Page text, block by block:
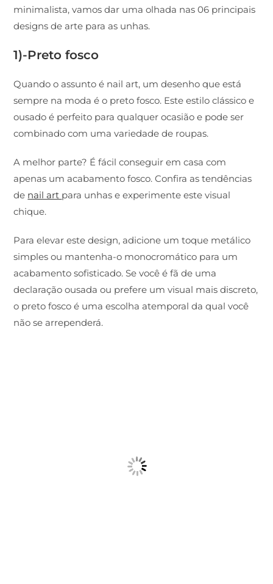
minimalista, vamos dar uma olhada nas 06 principais
designs de arte para as unhas.
1)-Preto fosco
Quando o assunto é nail art, um desenho que está
sempre na moda é o preto fosco. Este estilo clássico e
ousado é perfeito para qualquer ocasião e pode ser
combinado com uma variedade de roupas.
A melhor parte? É fácil conseguir em casa com
apenas um acabamento fosco. Confira as tendências
de nail art para unhas e experimente este visual
chique.
Para elevar este design, adicione um toque metálico
simples ou mantenha-o monocromático para um
acabamento sofisticado. Se você é fã de uma
declaração ousada ou prefere um visual mais discreto,
o preto fosco é uma escolha atemporal da qual você
não se arrependerá.